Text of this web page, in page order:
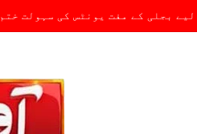
لیے بجلی کے مفت یونٹس کی سہولت ختم